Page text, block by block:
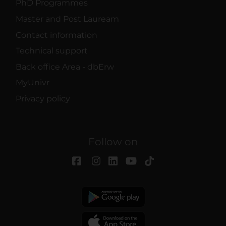
PhD Programmes
Master and Post Lauream
Contact information
Technical support
Back office Area - dbErw
MyUnivr
Privacy policy
Follow on